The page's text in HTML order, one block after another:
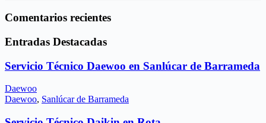
Comentarios recientes
Entradas Destacadas
Servicio Técnico Daewoo en Sanlúcar de Barrameda
Daewoo
Daewoo, Sanlúcar de Barrameda